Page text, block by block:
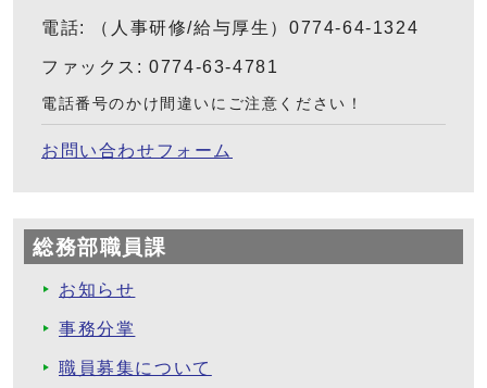
電話: （人事研修/給与厚生）0774-64-1324
ファックス: 0774-63-4781
電話番号のかけ間違いにご注意ください！
お問い合わせフォーム
総務部職員課
お知らせ
事務分掌
職員募集について